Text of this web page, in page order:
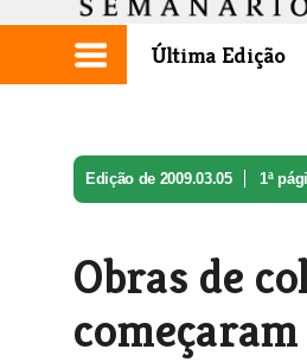
Última Edição
Edição de 2009.03.05 1ª
Obras de
começaram